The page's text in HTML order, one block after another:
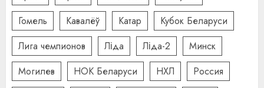
Гомель
Кавалёў Катар
Кубок Беларуси
Лига чемпионов
Ліда Ліда-2
Минск
Могилев
НОК Беларуси НХЛ
Россия